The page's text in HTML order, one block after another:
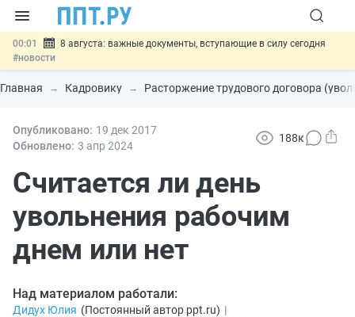
00:01
8 августа: важные документы, вступающие в силу сегодня
#новости
07.08 Подписан закон о блокировке продажи опасных товаров через
«Честный знак»#новости
07.08 Госпошлину за устранение ошибок в документах предлагают
отменить#новости
отношений
Главная Кадровику Расторжение трудового договора
Опубликовано: 19 дек 2017
Обновлено: 3 апр 2024
188к
Считается ли день
увольнения рабочим
днем или нет
Над материалом работали:
Дидух Юлия (Постоянный автор ppt.ru) |